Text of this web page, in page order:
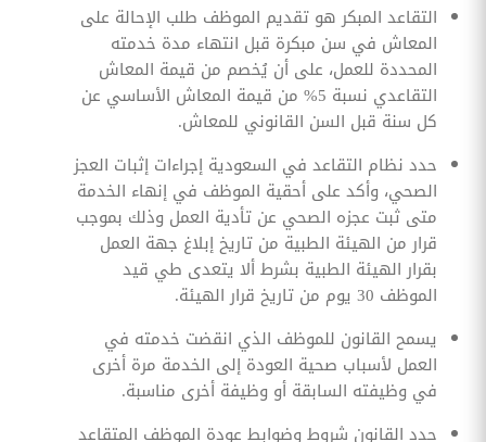
التقاعد المبكر هو تقديم الموظف طلب الإحالة على
المعاش في سن مبكرة قبل انتهاء مدة خدمته
المحددة للعمل، على أن يُخصم من قيمة المعاش
التقاعدي نسبة 5% من قيمة المعاش الأساسي عن
كل سنة قبل السن القانوني للمعاش.
حدد نظام التقاعد في السعودية إجراءات إثبات العجز
الصحي، وأكد على أحقية الموظف في إنهاء الخدمة
متى ثبت عجزه الصحي عن تأدية العمل وذلك بموجب
قرار من الهيئة الطبية من تاريخ إبلاغ جهة العمل
بقرار الهيئة الطبية بشرط ألا يتعدى طي قيد
الموظف 30 يوم من تاريخ قرار الهيئة.
يسمح القانون للموظف الذي انقضت خدمته في
العمل لأسباب صحية العودة إلى الخدمة مرة أخرى
في وظيفته السابقة أو وظيفة أخرى مناسبة.
حدد القانون شروط وضوابط عودة الموظف المتقاعد